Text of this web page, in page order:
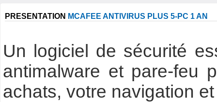
PRESENTATION MCAFEE ANTIVIRUS PLUS 5-PC 1 AN
Un logiciel de sécurité
antimalware et pare-feu
achats, votre navigation